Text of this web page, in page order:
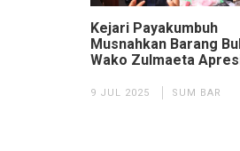
Kejari Payakumbuh
Musnahkan Barang
Wako Zulmaeta
9 JUL 2025 SUM BAR